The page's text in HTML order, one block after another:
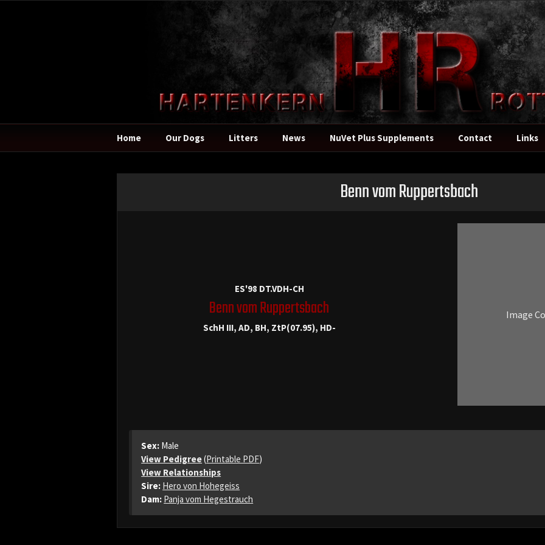
Home Our Dogs Litters News NuVet Plus Supplements Contact Links
Benn vom Ruppertsbach
ES'98 DT.VDH-CH
Benn vom Ruppertsbach
SchH III, AD, BH, ZtP(07.95), HD-
Image
Sex: Male
View Pedigree(Printable PDF)
View Relationships
Sire: Hero von Hohegeiss
Dam: Panja vom Hegestrauch